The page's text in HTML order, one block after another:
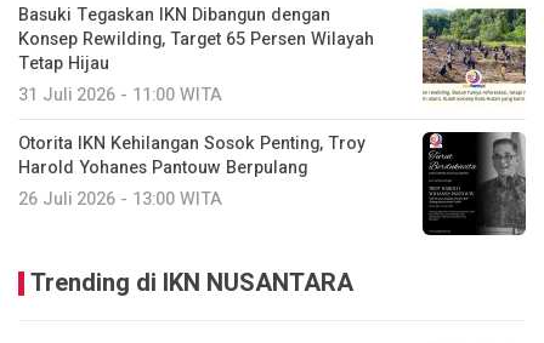
Basuki Tegaskan IKN Dibangun dengan
Konsep Rewilding, Target 65 Persen Wilayah
Tetap Hijau
31 Juli 2026 - 11:00 WITA
Otorita IKN Kehilangan Sosok Penting, Troy
Harold Yohanes Pantouw Berpulang
26 Juli 2026 - 13:00 WITA
Trending di IKN NUSANTARA